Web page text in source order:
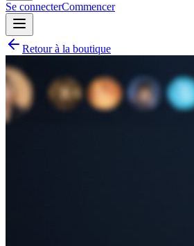
Se connecterCommencer
Retour à la boutique